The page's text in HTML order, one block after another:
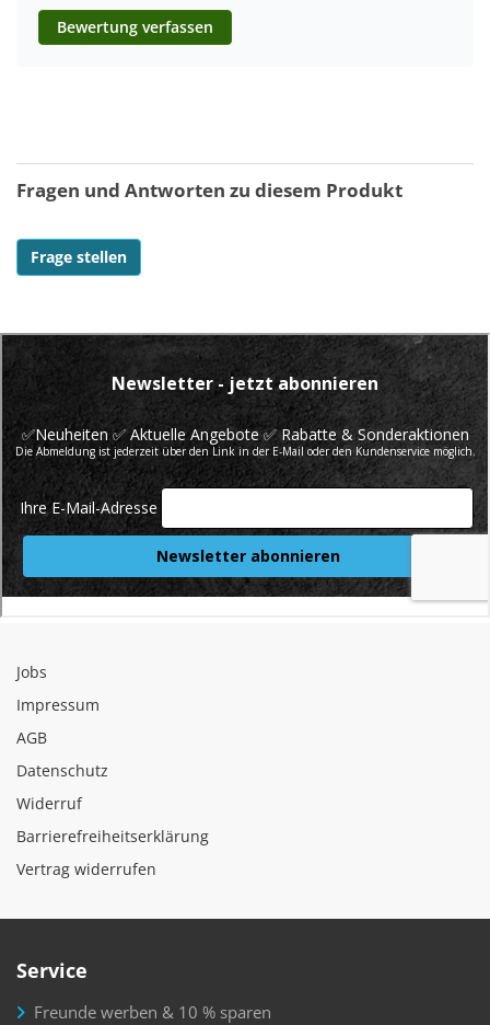
Bewertung verfassen
Fragen und Antworten zu diesem Produkt
Frage stellen
Jobs
Impressum
AGB
Datenschutz
Widerruf
Barrierefreiheitserklärung
Vertrag widerrufen
Service
Freunde werben & 10 % sparen